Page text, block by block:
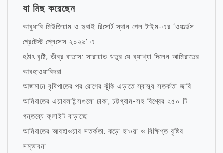
যা মিছ করেছেন
আবুধাবি মিউজিয়াম ও দুবাই রিসোর্ট স্থান পেল টাইম-এর ‘ওয়ার্ল্ডস
গ্রেটেস্ট প্লেসেস ২০২৬’ এ
হঠাৎ বৃষ্টি, তীব্র বাতাস: সারায়াত ঋতুর যে ব্যাখ্যা দিলেন আমিরাতের
আবহাওয়াবিদরা
আজমানে বৃষ্টিপাতের পর রোগের ঝুঁকি এড়াতে স্বাস্থ্য সতর্কতা জারি
আমিরাতের এয়ারলাইন্সগুলো ঢাকা, চট্টগ্রাম-সহ বিশ্বের ২৫০ টি
গন্তব্যে ফ্লাইট বাড়াচ্ছে
আমিরাতের আবহাওয়ার সতর্কতা: ঝড়ো হাওয়া ও বিক্ষিপ্ত বৃষ্টির
সম্ভাবনা